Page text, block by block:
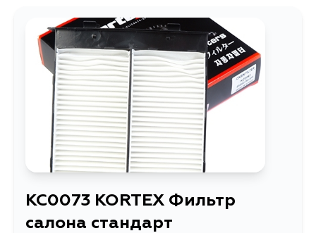
KC0073 KORTEX Фильтр
салона стандарт